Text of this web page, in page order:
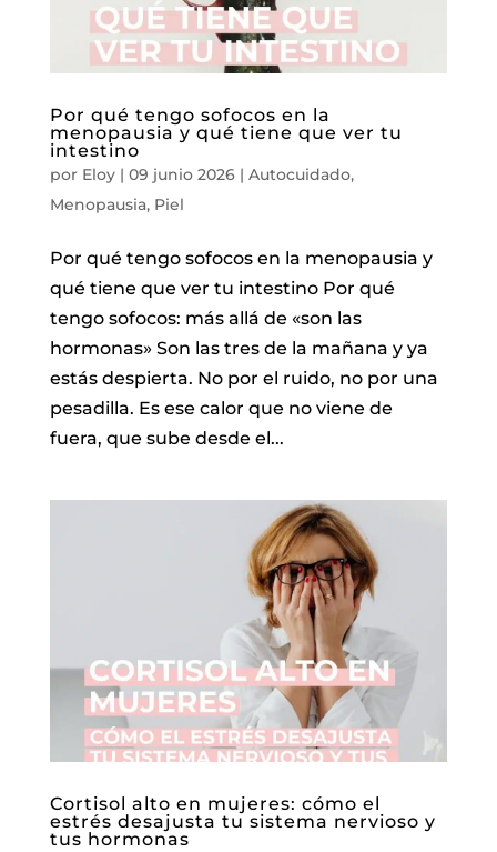
Por qué tengo sofocos en la
menopausia y qué tiene que ver tu
intestino
por Eloy| 09 junio 2026| Autocuidado,
Menopausia, Piel
Por qué tengo sofocos en la menopausia y
qué tiene que ver tu intestino Por qué
tengo sofocos: más allá de «son las
hormonas» Son las tres de la mañana y ya
estás despierta. No por el ruido, no por una
pesadilla. Es ese calor que no viene de
fuera, que sube desde el...
Cortisol alto en mujeres: cómo el
estrés desajusta tu sistema nervioso y
tus hormonas